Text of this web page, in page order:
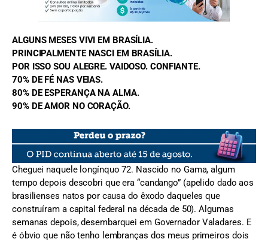
ALGUNS MESES VIVI EM BRASÍLIA.
PRINCIPALMENTE NASCI EM BRASÍLIA.
POR ISSO SOU ALEGRE. VAIDOSO. CONFIANTE.
70% DE FÉ NAS VEIAS.
80% DE ESPERANÇA NA ALMA.
90% DE AMOR NO CORAÇÃO.
Cheguei naquele longínquo 72. Nascido no Gama, algum
tempo depois descobri que era “candango” (apelido dado aos
brasilienses natos por causa do êxodo daqueles que
construíram a capital federal na década de 50). Algumas
semanas depois, desembarquei em Governador Valadares. E
é óbvio que não tenho lembranças dos meus primeiros dois